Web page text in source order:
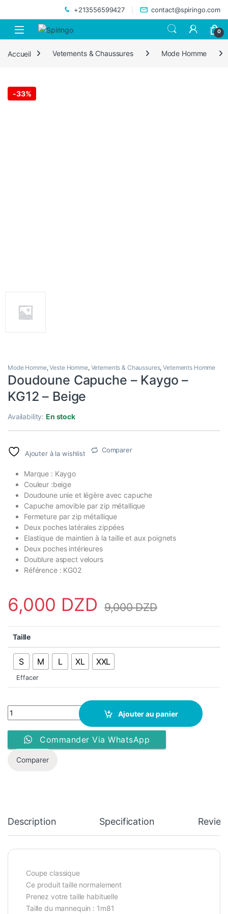
+213556599427 contact@spiringo.com
0
Accueil Vetements & Chaussures Mode Homme
-33%
Mode Homme,Veste Homme, Vetements & Chaussures,Vetements Homme
Doudoune Capuche – Kaygo –
KG12 – Beige
Availability:En stock
Ajouter à la wishlist Comparer
Marque : Kaygo
Couleur :beige
Doudoune unie et légère avec capuche
Capuche amovible par zip métallique
Fermeture par zip métallique
Deux poches latérales zippées
Elastique de maintien à la taille et aux poignets
Deux poches intérieures
Doublure aspect velours
Référence : KG02
6,000 DZD 9,000DZD
Taille
S M L XL XXL
Effacer
Doudoune Capuche - Kaygo - KG12 - Beige quantity
Ajouter au panier
Commander Via WhatsApp
Comparer
Description Specification
Coupe classique
Ce produit taille normalement
Prenez votre taille habituelle
Taille du mannequin : 1m81